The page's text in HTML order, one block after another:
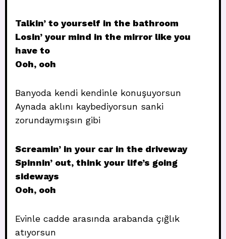
Talkin’ to yourself in the bathroom
Losin’ your mind in the mirror like you
have to
Ooh, ooh
Banyoda kendi kendinle konuşuyorsun
Aynada aklını kaybediyorsun sanki
zorundaymışsın gibi
Screamin’ in your car in the driveway
Spinnin’ out, think your life’s going
sideways
Ooh, ooh
Evinle cadde arasında arabanda çığlık
atıyorsun